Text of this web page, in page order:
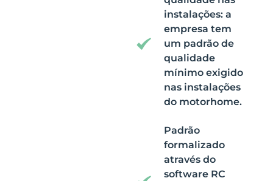
instalações: a
empresa tem
um padrão de
qualidade
mínimo exigido
nas instalações
do motorhome.
Padrão
formalizado
através do
software RC